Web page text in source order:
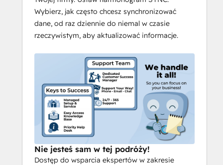
Wybierz, jak często chcesz synchronizować
dane, od raz dziennie do niemal w czasie
rzeczywistym, aby aktualizować informacje.
Nie jesteś sam w tej podróży!
Dostęp do wsparcia ekspertów w zakresie